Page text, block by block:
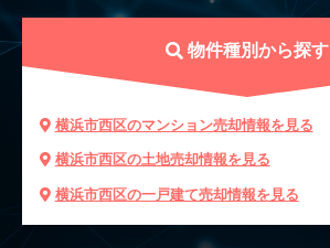
物件種別から探す
横浜市西区のマンション売却情報を見る
横浜市西区の土地売却情報を見る
横浜市西区の一戸建て売却情報を見る